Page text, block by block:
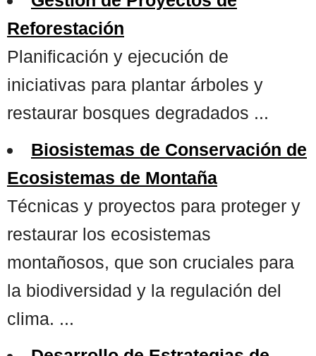
Reforestación
Planificación y ejecución de
iniciativas para plantar árboles y
restaurar bosques degradados ...
Biosistemas de Conservación de
Ecosistemas de Montaña
Técnicas y proyectos para proteger y
restaurar los ecosistemas
montañosos, que son cruciales para
la biodiversidad y la regulación del
clima. ...